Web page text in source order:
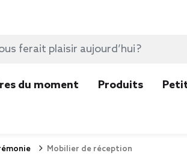
du moment Produits
Mobilier de réception